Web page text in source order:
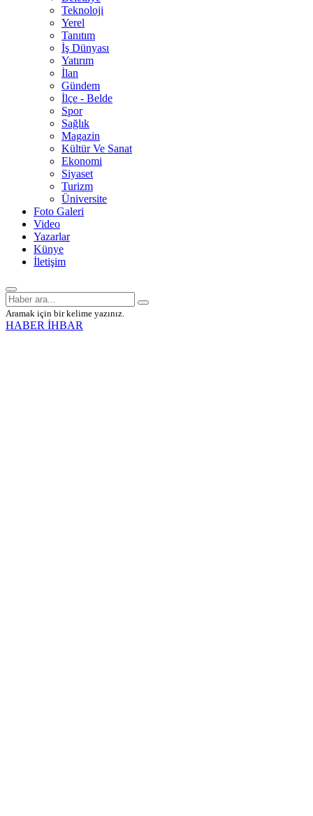
Teknoloji
Yerel
Tanıtım
İş Dünyası
Yatırım
İlan
Gündem
İlçe - Belde
Spor
Sağlık
Magazin
Kültür Ve Sanat
Ekonomi
Siyaset
Turizm
Üniversite
Foto Galeri
Video
Yazarlar
Künye
İletişim
Aramak için bir kelime yazınız.
HABER İHBAR